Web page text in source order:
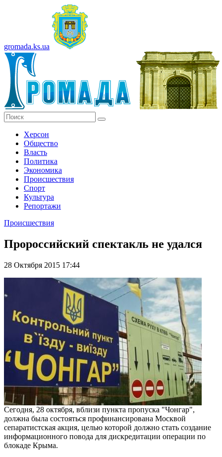
gromada.ks.ua
Херсон
Общество
Власть
Политика
Экономика
Происшествия
Спорт
Культура
Репортажи
Происшествия
Пророссийский спектакль не удался
28 Октября 2015 17:44
Сегодня, 28 октября, вблизи пункта пропуска "Чонгар",
должна была состояться профинансирована Москвой
сепаратистская акция, целью которой должно стать создание
информационного повода для дискредитации операции по
блокаде Крыма.